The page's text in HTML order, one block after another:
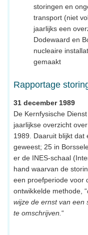
storingen en
transport (niet
jaarlijks een
Dodewaard en
nucleaire
gemaakt
Rapportage
31 december 1989
De Kernfysische
jaarlijkse overzicht
1989. Daaruit blijkt dat
geweest; 25 in
er de INES-schaal
hand waarvan de
een proefperiode voor
ontwikkelde methode, “
wijze de ernst van een
te omschrijven. “